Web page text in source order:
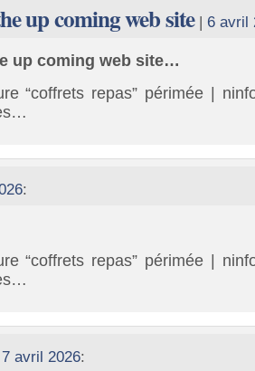
up coming web site| 6 avril
up coming web site…
“coffrets repas” périmée |
:
“coffrets repas” périmée |
7 avril 2026: